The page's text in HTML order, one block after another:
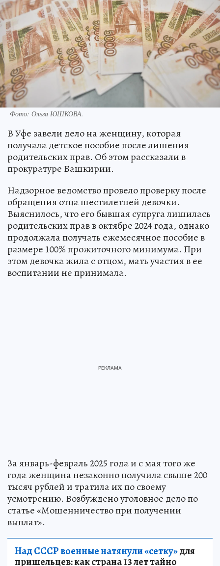
Фото: Ольга ЮШКОВА.
В Уфе завели дело на женщину, которая
получала детское пособие после лишения
родительских прав. Об этом рассказали в
прокуратуре Башкирии.
Надзорное ведомство провело проверку после
обращения отца шестилетней девочки.
Выяснилось, что его бывшая супруга лишилась
родительских прав в октябре 2024 года, однако
продолжала получать ежемесячное пособие в
размере 100% прожиточного минимума. При
этом девочка жила с отцом, мать участия в ее
воспитании не принимала.
За январь-февраль 2025 года и с мая того же
года женщина незаконно получила свыше 200
тысяч рублей и тратила их по своему
усмотрению. Возбуждено уголовное дело по
статье «Мошенничество при получении
выплат».
Над СССР военные натянули «сетку»для
пришельцев: как страна 13 лет тайно